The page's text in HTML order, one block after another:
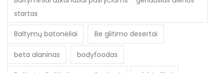
startas
Baltymų batonėliai Be glitimo desertai
beta alaninas bodyfoodas